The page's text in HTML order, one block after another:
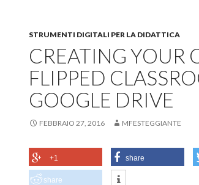
STRUMENTI DIGITALI PER LA DIDATTICA
CREATING YOUR
FLIPPED
GOOGLE DRIVE
FEBBRAIO 27, 2016 MFESTEGGIANTE
+1 share
share